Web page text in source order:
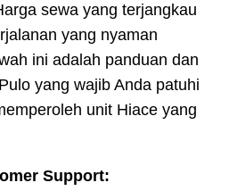
sewa yang terjangkau
yang nyaman
ini adalah panduan dan
yang wajib Anda patuhi
unit Hiace yang
Support: